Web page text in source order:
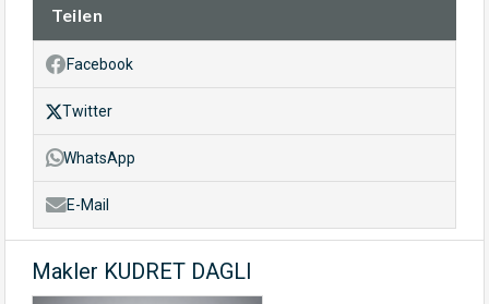
Teilen
Facebook
Twitter
WhatsApp
E-Mail
Makler KUDRET DAGLI